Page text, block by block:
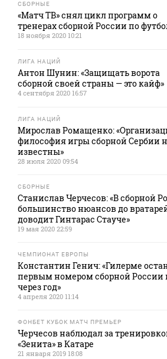
СБОРНЫЕ
«Матч ТВ» снял цикл программ о
тренерах сборной России по
18 ноября 2020 10:21
ЛИГА НАЦИЙ
Антон Шунин: «Защищать ворота
сборной своей страны — это кайф»
4 сентября 2020 16:57
ЛИГА НАЦИЙ
Мирослав Ромащенко:
философия игры сборной Сербии
известны»
28 июля 2020 09:54
СБОРНЫЕ
Станислав Черчесов: «В сборной
большинство нюансов до
доводит Гинтарас Стауче»
19 мая 2020 22:59
ЧЕМПИОНАТ ЕВРОПЫ
Константин Генич: «Гилерме
первым номером сборной России
через год»
4 апреля 2020 11:14
ФОНБЕТ КУБОК МАТЧ ПРЕМЬЕР
Черчесов наблюдал за
«Зенита» в Катаре
21 января 2019 18:08